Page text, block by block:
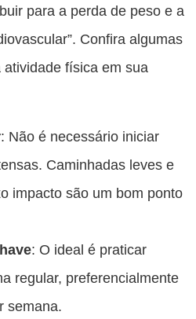
para a perda de peso e a
Confira algumas
física em sua
: Não é necessário iniciar
Caminhadas leves e
impacto são um bom ponto
: O ideal é praticar
regular, preferencialmente
semana.